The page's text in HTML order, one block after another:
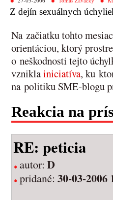
Z dejín sexuálnych
Na začiatku tohto
orientáciou, ktorý
o neškodnosti tejto
vzniklainiciatíva, ku
na politiku SME-blogu
Reakcia na
RE: peticia
autor: D
pridané: 30-03-2006